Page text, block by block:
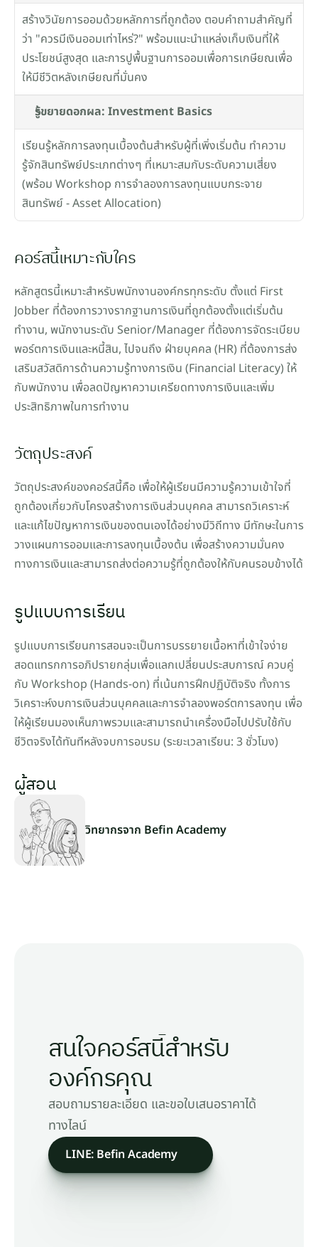
สร้างวินัยการออมด้วยหลักการที่ถูกต้อง ตอบคำถามสำคัญที่
ว่า "ควรมีเงินออมเท่าไหร่?" พร้อมแนะนำแหล่งเก็บเงินที่ให้
ประโยชน์สูงสุด และการปูพื้นฐานการออมเพื่อการเกษียณเพื่อ
ให้มีชีวิตหลังเกษียณที่มั่นคง
รู้ขยายดอกผล: Investment Basics
เรียนรู้หลักการลงทุนเบื้องต้นสำหรับผู้ที่เพิ่งเริ่มต้น ทำความ
รู้จักสินทรัพย์ประเภทต่างๆ ที่เหมาะสมกับระดับความเสี่ยง
(พร้อม Workshop การจำลองการลงทุนแบบกระจาย
สินทรัพย์ - Asset Allocation)
คอร์สนี้เหมาะกับใคร
หลักสูตรนี้เหมาะสำหรับพนักงานองค์กรทุกระดับ ตั้งแต่ First
Jobber ที่ต้องการวางรากฐานการเงินที่ถูกต้องตั้งแต่เริ่มต้น
ทำงาน, พนักงานระดับ Senior/Manager ที่ต้องการจัดระเบียบ
พอร์ตการเงินและหนี้สิน, ไปจนถึง ฝ่ายบุคคล (HR) ที่ต้องการส่ง
เสริมสวัสดิการด้านความรู้ทางการเงิน (Financial Literacy) ให้
กับพนักงาน เพื่อลดปัญหาความเครียดทางการเงินและเพิ่ม
ประสิทธิภาพในการทำงาน
วัตถุประสงค์
วัตถุประสงค์ของคอร์สนี้คือ เพื่อให้ผู้เรียนมีความรู้ความเข้าใจที่
ถูกต้องเกี่ยวกับโครงสร้างการเงินส่วนบุคคล สามารถวิเคราะห์
และแก้ไขปัญหาการเงินของตนเองได้อย่างมีวิถีทาง มีทักษะในการ
วางแผนการออมและการลงทุนเบื้องต้น เพื่อสร้างความมั่นคง
ทางการเงินและสามารถส่งต่อความรู้ที่ถูกต้องให้กับคนรอบข้างได้
รูปแบบการเรียน
รูปแบบการเรียนการสอนจะเป็นการบรรยายเนื้อหาที่เข้าใจง่าย
สอดแทรกการอภิปรายกลุ่มเพื่อแลกเปลี่ยนประสบการณ์ ควบคู่
กับ Workshop (Hands-on) ที่เน้นการฝึกปฏิบัติจริง ทั้งการ
วิเคราะห์งบการเงินส่วนบุคคลและการจำลองพอร์ตการลงทุน เพื่อ
ให้ผู้เรียนมองเห็นภาพรวมและสามารถนำเครื่องมือไปปรับใช้กับ
ชีวิตจริงได้ทันทีหลังจบการอบรม (ระยะเวลาเรียน: 3 ชั่วโมง)
ผู้สอน
วิทยากรจาก Befin Academy
สนใจคอร์สนี้สำหรับ
องค์กรคุณ
สอบถามรายละเอียด และขอใบเสนอราคาได้
ทางไลน์
LINE: Befin Academy